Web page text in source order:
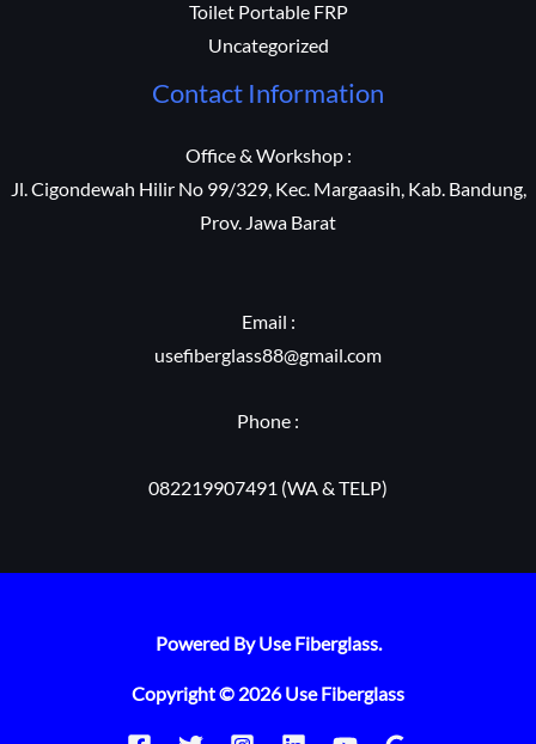
Toilet Portable FRP
Uncategorized
Contact Information
Office & Workshop :
Jl. Cigondewah Hilir No 99/329, Kec. Margaasih, Kab. Bandung,
Prov. Jawa Barat
Email :
usefiberglass88@gmail.com
Phone :
082219907491 (WA & TELP)
Powered By Use Fiberglass.
Copyright © 2026 Use Fiberglass